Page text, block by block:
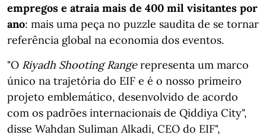
empregos e atraia mais de 400 mil visitantes por
ano: mais uma peça no puzzle saudita de se tornar
referência global na economia dos eventos.
"O Riyadh Shooting Rangerepresenta um marco
único na trajetória do EIF e é o nosso primeiro
projeto emblemático, desenvolvido de acordo
com os padrões internacionais de Qiddiya City",
disse Wahdan Suliman Alkadi, CEO do EIF",